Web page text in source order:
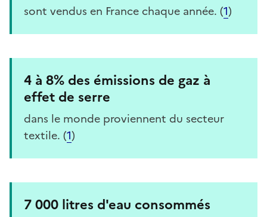
sont vendus en France chaque année. (1)
4 à 8% des émissions de gaz à
effet de serre
dans le monde proviennent du secteur
textile. (1)
7 000 litres d'eau consommés